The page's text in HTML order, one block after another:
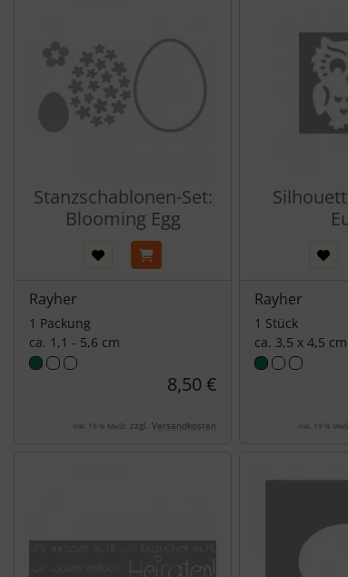
Stanzschablonen-Set:
Blooming Egg
Rayher
1 Packung
ca. 1,1 - 5,6 cm
8,50 €
inkl. 19 % MwSt. zzgl. Versandkosten
Rayher
1 Stück
ca. 3,5 x 4,5 cm
inkl. 19 %